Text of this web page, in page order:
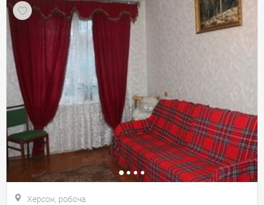
Херсон, робоча